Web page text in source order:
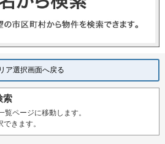
ア選択画面へ戻る
索
ページに移動します。
きます。